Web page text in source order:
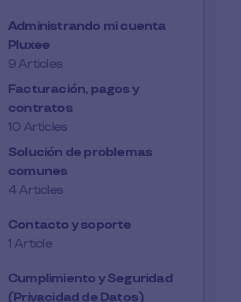
Administrando mi cuenta
Pluxee
9 Articles
Facturación, pagos y
contratos
10 Articles
Solución de problemas
comunes
4 Articles
Contacto y soporte
1 Article
Cumplimiento y Seguridad
(Privacidad de Datos)